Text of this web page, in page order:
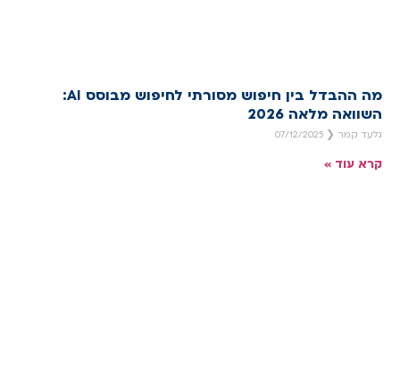
מה ההבדל בין חיפוש מסורתי לחיפוש מבוסס AI:
השוואה מלאה 2026
גלעד קמר
קרא עוד »